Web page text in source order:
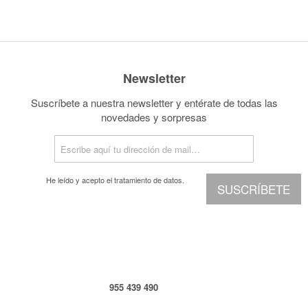
Newsletter
Suscríbete a nuestra newsletter y entérate de todas las
novedades y sorpresas
SUSCRÍBETE
He leído y acepto eltratamiento de datos.
955 439 490